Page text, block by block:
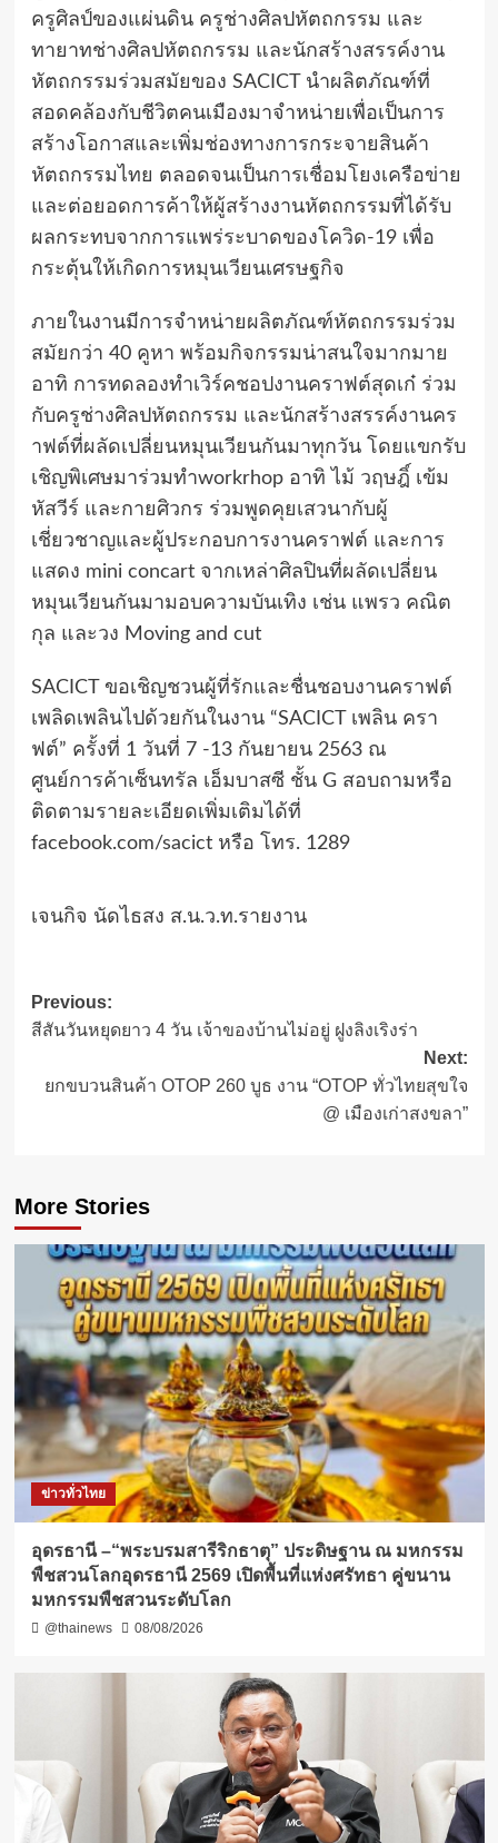
ครูศิลป์ของแผ่นดิน ครูช่างศิลปหัตถกรรม และ
ทายาทช่างศิลปหัตถกรรม และนักสร้างสรรค์งาน
หัตถกรรมร่วมสมัยของ SACICT นำผลิตภัณฑ์ที่
สอดคล้องกับชีวิตคนเมืองมาจำหน่ายเพื่อเป็นการ
สร้างโอกาสและเพิ่มช่องทางการกระจายสินค้า
หัตถกรรมไทย ตลอดจนเป็นการเชื่อมโยงเครือข่าย
และต่อยอดการค้าให้ผู้สร้างงานหัตถกรรมที่ได้รับ
ผลกระทบจากการแพร่ระบาดของโควิด-19 เพื่อ
กระตุ้นให้เกิดการหมุนเวียนเศรษฐกิจ
ภายในงานมีการจำหน่ายผลิตภัณฑ์หัตถกรรมร่วม
สมัยกว่า 40 คูหา พร้อมกิจกรรมน่าสนใจมากมาย
อาทิ การทดลองทำเวิร์คชอปงานคราฟต์สุดเก๋ ร่วม
กับครูช่างศิลปหัตถกรรม และนักสร้างสรรค์งานคร
าฟต์ที่ผลัดเปลี่ยนหมุนเวียนกันมาทุกวัน โดยแขกรับ
เชิญพิเศษมาร่วมทำworkrhop อาทิ ไม้ วฤษฎิ์ เข้ม
หัสวีร์ และกายศิวกร ร่วมพูดคุยเสวนากับผู้
เชี่ยวชาญและผู้ประกอบการงานคราฟต์ และการ
แสดง mini concart จากเหล่าศิลปินที่ผลัดเปลี่ยน
หมุนเวียนกันมามอบความบันเทิง เช่น แพรว คณิต
กุล และวง Moving and cut
SACICT ขอเชิญชวนผู้ที่รักและชื่นชอบงานคราฟต์
เพลิดเพลินไปด้วยกันในงาน “SACICT เพลิน ครา
ฟต์” ครั้งที่ 1 วันที่ 7 -13 กันยายน 2563 ณ
ศูนย์การค้าเซ็นทรัล เอ็มบาสซี ชั้น G สอบถามหรือ
ติดตามรายละเอียดเพิ่มเติมได้ที่
facebook.com/sacict หรือ โทร. 1289
เจนกิจ นัดไธสง ส.น.ว.ท.รายงาน
Post
navigation
Previous:
สีสันวันหยุดยาว 4 วัน เจ้าของบ้านไม่อยู่ ฝูงลิงเริงร่า
Next:
ยกขบวนสินค้า OTOP 260 บูธ งาน “OTOP ทั่วไทยสุขใจ
@ เมืองเก่าสงขลา”
More Stories
ข่าวทั่วไทย
อุดรธานี –“พระบรมสารีริกธาตุ” ประดิษฐาน ณ มหกรรม
พืชสวนโลกอุดรธานี 2569 เปิดพื้นที่แห่งศรัทธา คู่ขนาน
มหกรรมพืชสวนระดับโลก
@thainews 08/08/2026